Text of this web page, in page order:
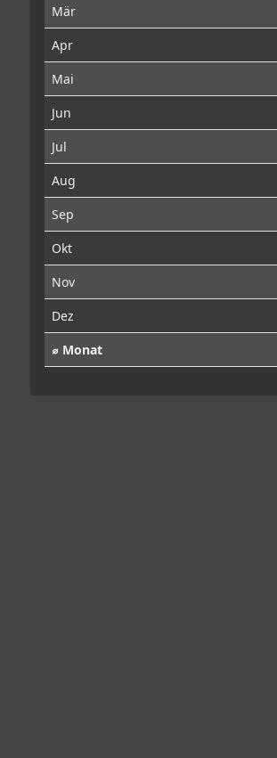
Mär
Apr
Mai
Jun
Jul
Aug
Sep
Okt
Nov
Dez
⌀ Monat